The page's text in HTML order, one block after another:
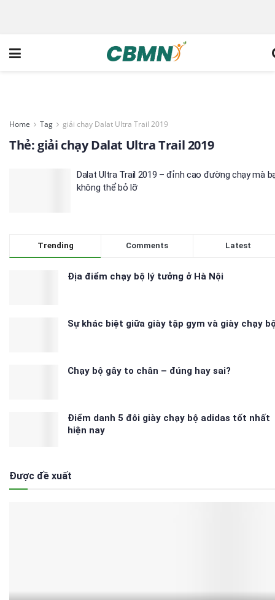
Home Tag giải chạy Dalat Ultra Trail 2019
Thẻ: giải chạy Dalat Ultra Trail 2019
Dalat Ultra Trail 2019 – đỉnh cao đường chạy mà
không thể bỏ lỡ
Trending Comments Latest
Địa điểm chạy bộ lý tưởng ở Hà Nội
Sự khác biệt giữa giày tập gym và giày chạy
Chạy bộ gây to chân – đúng hay sai?
Điểm danh 5 đôi giày chạy bộ adidas tốt nhất
hiện nay
Được đề xuất